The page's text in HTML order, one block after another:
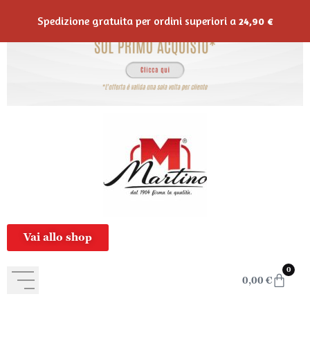
Vai allo shop
0,00 €
0
Spedizione gratuita per ordini superiori a 24,90 €